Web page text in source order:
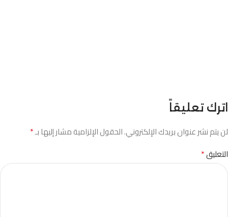
اترك تعليقاً
لن يتم نشر عنوان بريدك الإلكتروني.الحقول الإلزامية مشار إليها بـ*
التعليق*